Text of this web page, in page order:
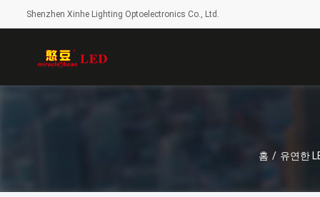
Shenzhen Xinhe Lighting Optoelectronics Co., Ltd.
홈 / 유연한